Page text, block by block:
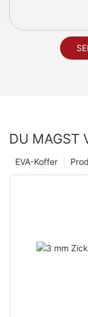
DU MAGST
EVA-Koffer